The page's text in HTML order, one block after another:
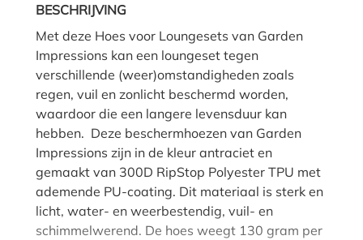
BESCHRIJVING
Met deze Hoes voor Loungesets van Garden
Impressions kan een loungeset tegen
verschillende (weer)omstandigheden zoals
regen, vuil en zonlicht beschermd worden,
waardoor die een langere levensduur kan
hebben. Deze beschermhoezen van Garden
Impressions zijn in de kleur antraciet en
gemaakt van 300D RipStop Polyester TPU met
ademende PU-coating. Dit materiaal is sterk en
licht, water- en weerbestendig, vuil- en
schimmelwerend. De hoes weegt 130 gram per